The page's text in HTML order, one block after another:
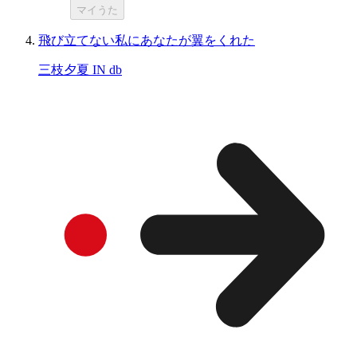
マイうた
飛び立てない私にあなたが翼をくれた
三枝夕夏 IN db